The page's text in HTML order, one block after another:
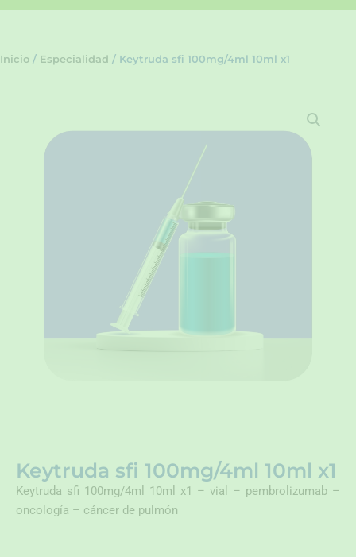
Inicio / Especialidad / Keytruda sfi 100mg/4ml 10ml x1
Keytruda sfi 100mg/4ml 10ml x1
Keytruda sfi 100mg/4ml 10ml x1 – vial – pembrolizumab –
oncología – cáncer de pulmón